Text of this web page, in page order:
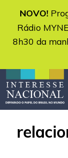
NOVO!
Rádio
8h30 da